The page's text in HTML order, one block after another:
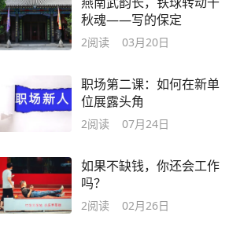
秋魂——写的保定
2阅读 03月20日
职场第二课：如何在新单
位展露头角
2阅读 07月24日
如果不缺钱，你还会工作
吗？
2阅读 02月26日